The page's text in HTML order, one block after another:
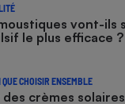
vont-ils
le plus efficace ?
QUE CHOISIR ENSEMBLE
des crèmes